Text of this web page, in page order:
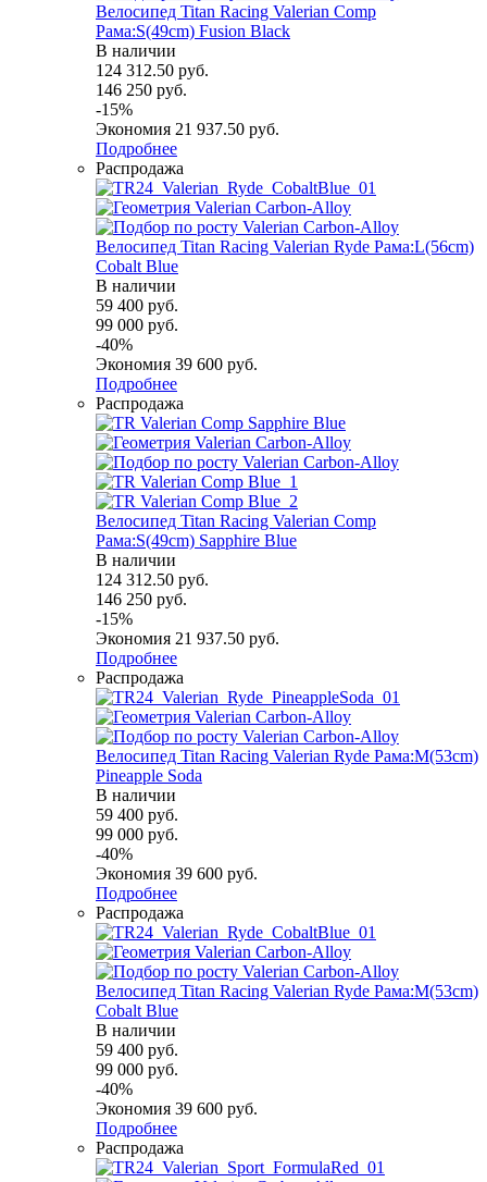
Велосипед Titan Racing Valerian Comp
Рама:S(49cm) Fusion Black
В наличии
124 312.50 руб.
146 250 руб.
-15%
Экономия 21 937.50 руб.
Подробнее
Распродажа
Велосипед Titan Racing Valerian Ryde Рама:L(56cm)
Cobalt Blue
В наличии
59 400 руб.
99 000 руб.
-40%
Экономия 39 600 руб.
Подробнее
Распродажа
Велосипед Titan Racing Valerian Comp
Рама:S(49cm) Sapphire Blue
В наличии
124 312.50 руб.
146 250 руб.
-15%
Экономия 21 937.50 руб.
Подробнее
Распродажа
Велосипед Titan Racing Valerian Ryde Рама:M(53cm)
Pineapple Soda
В наличии
59 400 руб.
99 000 руб.
-40%
Экономия 39 600 руб.
Подробнее
Распродажа
Велосипед Titan Racing Valerian Ryde Рама:M(53cm)
Cobalt Blue
В наличии
59 400 руб.
99 000 руб.
-40%
Экономия 39 600 руб.
Подробнее
Распродажа